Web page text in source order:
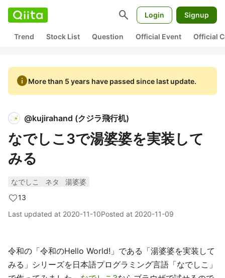
search Login Signup
Trend Stock List Question Official Event Official
infoMore than 5 years have passed since last update.
@kujirahand (クジラ飛行机)
なでしこ3で湯婆婆を実装して
みる
なでしこ ネタ
湯婆婆
13
Last updated at 2020-11-10Posted at 2020-11-09
令和の「令和のHello World!」である「湯婆婆を実装して
みる」シリーズを日本語プログラミング言語「なでしこ」